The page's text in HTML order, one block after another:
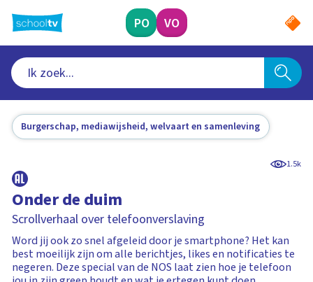
naar
hoofdinhoud
PO VO
Burgerschap, mediawijsheid, welvaart en samenleving
1.5k
Onder de duim
Scrollverhaal over telefoonverslaving
Word jij ook zo snel afgeleid door je smartphone? Het kan
best moeilijk zijn om alle berichtjes, likes en notificaties te
negeren. Deze special van de NOS laat zien hoe je telefoon